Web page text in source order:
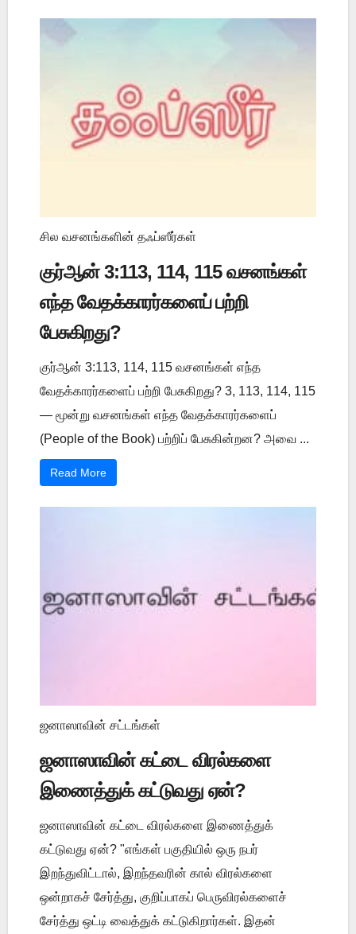
சில வசனங்களின் தஃப்ஸீர்கள்
குர்ஆன் 3:113, 114, 115 வசனங்கள்
எந்த வேதக்காரர்களைப் பற்றி
பேசுகிறது?
குர்ஆன் 3:113, 114, 115 வசனங்கள் எந்த
வேதக்காரர்களைப் பற்றி பேசுகிறது? 3, 113, 114, 115
— மூன்று வசனங்கள் எந்த வேதக்காரர்களைப்
(People of the Book) பற்றிப் பேசுகின்றன? அவை ...
Read More
ஜனாஸாவின் சட்டங்கள்
ஜனாஸாவின் கட்டை விரல்களை
இணைத்துக் கட்டுவது ஏன்?
ஜனாஸாவின் கட்டை விரல்களை இணைத்துக்
கட்டுவது ஏன்? "எங்கள் பகுதியில் ஒரு நபர்
இறந்துவிட்டால், இறந்தவரின் கால் விரல்களை
ஒன்றாகச் சேர்த்து, குறிப்பாகப் பெருவிரல்களைச்
சேர்த்து ஒட்டி வைத்துக் கட்டுகிறார்கள். இதன்